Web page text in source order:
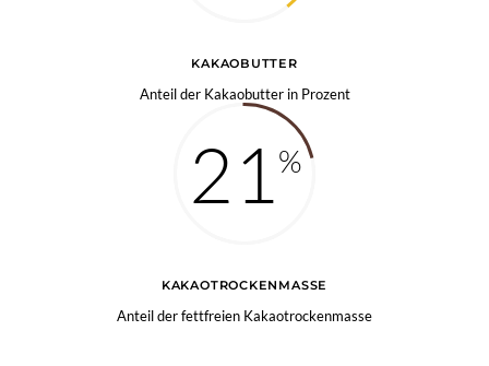
KAKAOBUTTER
Anteil der Kakaobutter in Prozent
21
KAKAOTROCKENMASSE
Anteil der fettfreien Kakaotrockenmasse